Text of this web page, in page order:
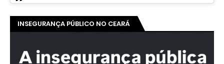
INSEGURANÇA PÚBLICO NO CEARÁ